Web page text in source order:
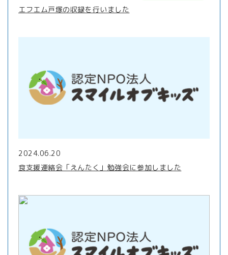
エフエム戸塚の収録を行いました
2024.06.20
食支援連絡会「えんたく」勉強会に参加しました